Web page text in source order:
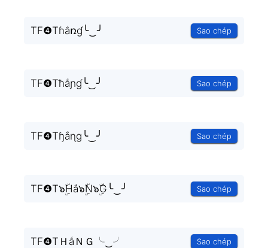
TF❹Tɦắռɠ╰‿╯ Sao chép
TF❹Tħắɲɠ╰‿╯ Sao chép
TF❹Tɧắɳɡ╰‿╯ Sao chép
TF❹T๖ۣۜHắ๖ۣۜN๖ۣۜG╰‿╯ Sao chép
TF❹TＨắＮＧ╰‿╯ Sao chép